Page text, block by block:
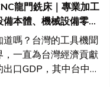
龍門銑床｜專業加工
備本體、機械設備零
道嗎？台灣的工具機聞
，一直為台灣經濟貢獻
出口GDP，其中台中